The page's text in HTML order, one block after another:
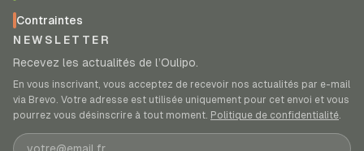
Contraintes
NEWSLETTER
Recevez les actualités de l’Oulipo.
En vous inscrivant, vous acceptez de recevoir nos actualités par e-mail
via Brevo. Votre adresse est utilisée uniquement pour cet envoi et vous
pourrez vous désinscrire à tout moment. Politique de confidentialité.
Adresse e-mail